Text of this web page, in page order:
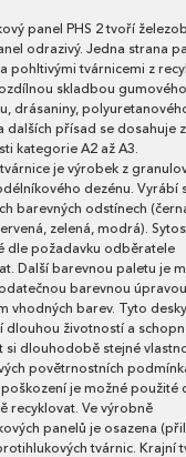
panel PHS 2 tvoří
odrazivý. Jedna strana
pohltivými tvárnicemi z
skladbou gumového
drásaniny,
dalších přísad se dosahuje
kategorie A2 až A3.
je výrobek z
dezénu. Vyrábí
barevných odstínech
zelená, modrá).
dle požadavku odběratele
Další barevnou paletu je
barevnou úpravou
vhodných barev. Tyto
dlouhou životností a
si dlouhodobě stejné
povětrnostních
je možné použité
recyklovat. Ve výrobně
panelů je osazena
tvárnic. Krajní